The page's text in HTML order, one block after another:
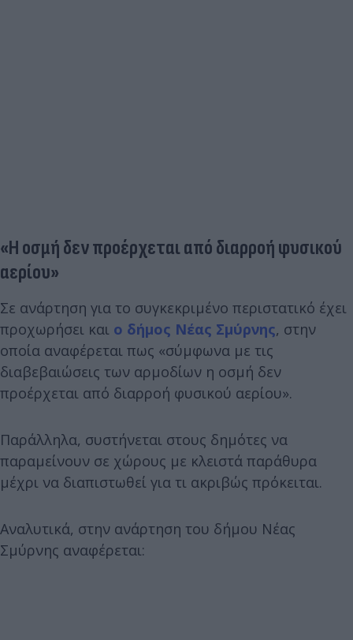
«Η οσμή δεν προέρχεται από διαρροή φυσικού
αερίου»
Σε ανάρτηση για το συγκεκριμένο περιστατικό έχει
προχωρήσει και ο δήμος Νέας Σμύρνης, στην
οποία αναφέρεται πως «σύμφωνα με τις
διαβεβαιώσεις των αρμοδίων η οσμή δεν
προέρχεται από διαρροή φυσικού αερίου».
Παράλληλα, συστήνεται στους δημότες να
παραμείνουν σε χώρους με κλειστά παράθυρα
μέχρι να διαπιστωθεί για τι ακριβώς πρόκειται.
Αναλυτικά, στην ανάρτηση του δήμου Νέας
Σμύρνης αναφέρεται: